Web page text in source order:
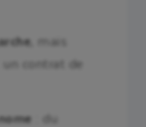
, mais
un contrat de